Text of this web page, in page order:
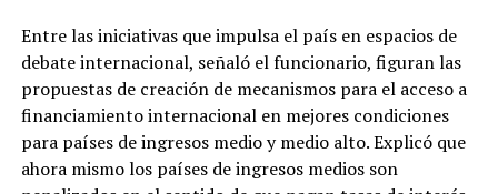
Entre las iniciativas que impulsa el país en espacios de
debate internacional, señaló el funcionario, figuran las
propuestas de creación de mecanismos para el acceso a
financiamiento internacional en mejores condiciones
para países de ingresos medio y medio alto. Explicó que
ahora mismo los países de ingresos medios son